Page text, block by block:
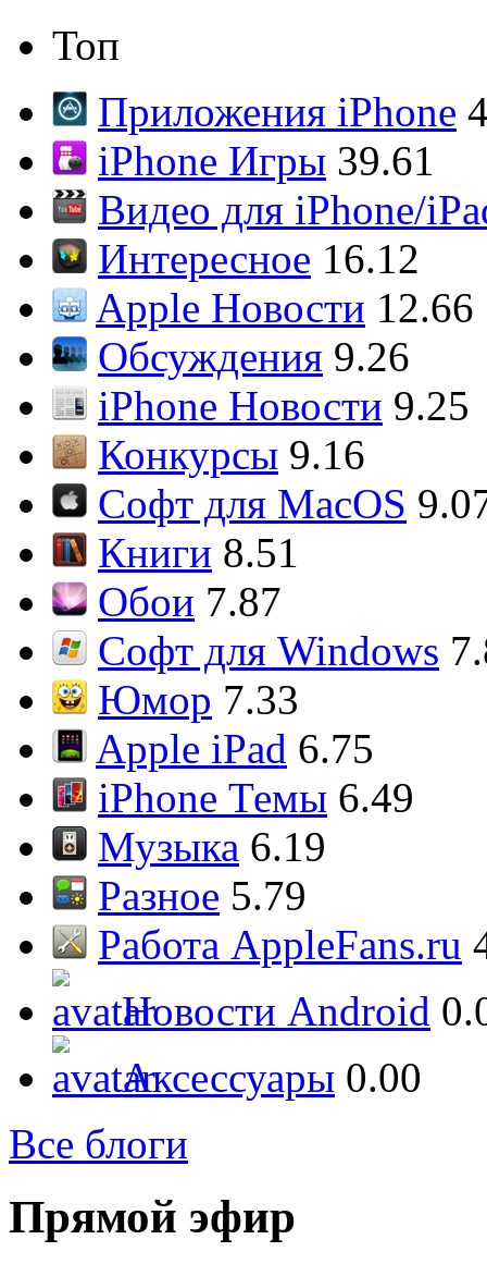
Топ
Приложения iPhone
iPhone Игры 39.61
Видео для iPhone/
Интересное 16.12
Apple Новости 12.66
Обсуждения 9.26
iPhone Новости 9.25
Конкурсы 9.16
Софт для MacOS
Книги 8.51
Обои 7.87
Софт для Windows
Юмор 7.33
Apple iPad 6.75
iPhone Темы 6.49
Музыка 6.19
Разное 5.79
Работа AppleFans.ru
Новости Android
Аксессуары 0.00
Все блоги
Прямой эфир